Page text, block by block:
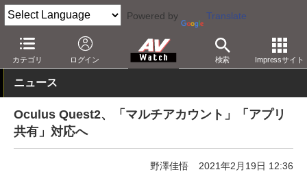
Powered by Translate
カテゴリ ログイン 検索 Impressサイト
AV Watch 製品 HMD/スマートグラス Oculus
ニュース
Oculus Quest2、「マルチアカウント」「アプリ
共有」対応へ
野澤佳悟 2021年2月19日 12:36